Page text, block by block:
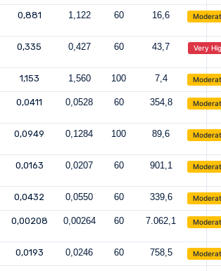
0,881 1,122 60 16,6
0,335 0,427 60 43,7 Very
1,153 1,560 100 7,4
0,0411 0,0528 60 354,8
0,0949 0,1284 100 89,6
0,0163 0,0207 60 901,1
0,0432 0,0550 60 339,6
0,00208 0,00264 60 7.062,1
0,0193 0,0246 60 758,5